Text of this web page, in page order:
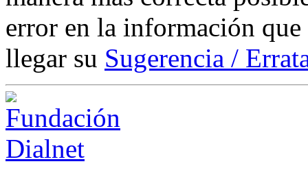
error en la información
llegar su Sugerencia /